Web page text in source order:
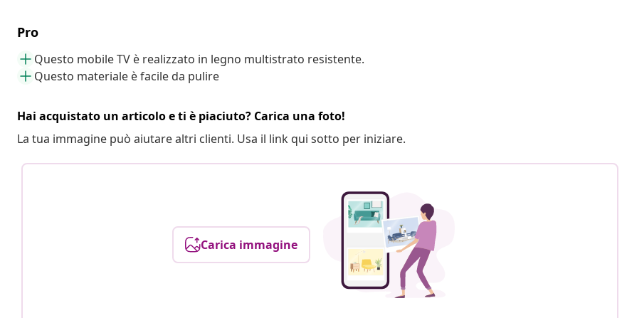
Pro
Questo mobile TV è realizzato in legno multistrato resistente.
Questo materiale è facile da pulire
Hai acquistato un articolo e ti è piaciuto? Carica una foto!
La tua immagine può aiutare altri clienti. Usa il link qui sotto per iniziare.
Carica immagine